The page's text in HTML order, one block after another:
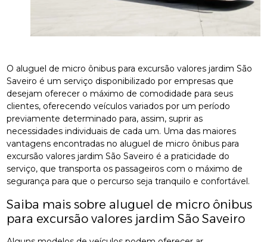
O aluguel de micro ônibus para excursão valores jardim São
Saveiro é um serviço disponibilizado por empresas que
desejam oferecer o máximo de comodidade para seus
clientes, oferecendo veículos variados por um período
previamente determinado para, assim, suprir as
necessidades individuais de cada um. Uma das maiores
vantagens encontradas no aluguel de micro ônibus para
excursão valores jardim São Saveiro é a praticidade do
serviço, que transporta os passageiros com o máximo de
segurança para que o percurso seja tranquilo e confortável.
Saiba mais sobre aluguel de micro ônibus
para excursão valores jardim São Saveiro